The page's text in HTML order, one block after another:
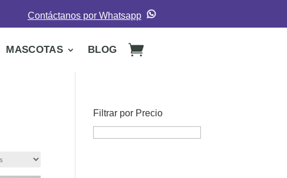
Contáctanos por Whatsapp
MASCOTAS BLOG
Filtrar por Precio